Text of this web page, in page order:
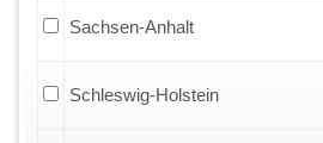
Sachsen-Anhalt
Schleswig-Holstein